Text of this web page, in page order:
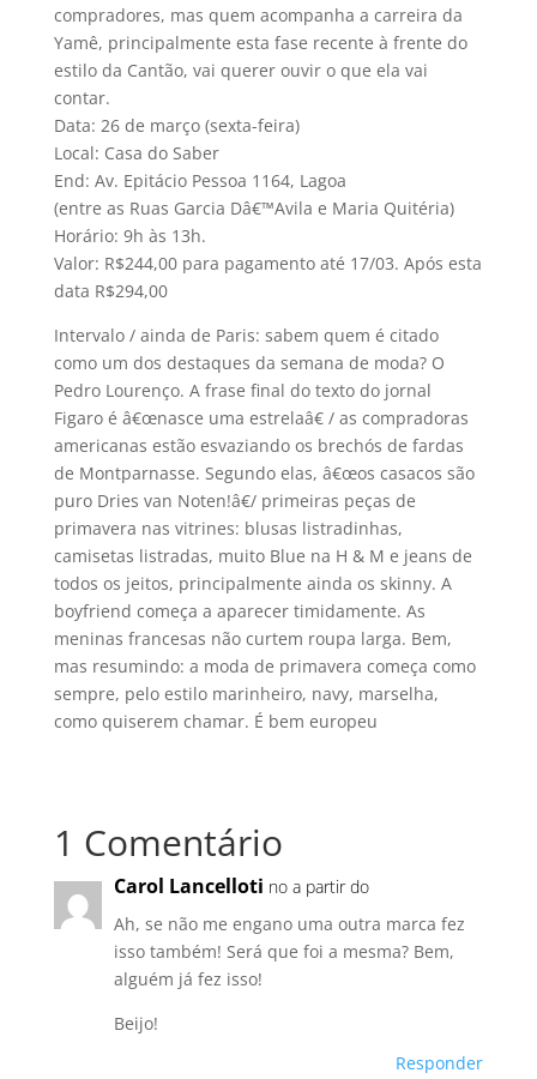
compradores, mas quem acompanha a carreira da
Yamê, principalmente esta fase recente à frente do
estilo da Cantão, vai querer ouvir o que ela vai
contar.
Data: 26 de março (sexta-feira)
Local: Casa do Saber
End: Av. Epitácio Pessoa 1164, Lagoa
(entre as Ruas Garcia Dâ€™Avila e Maria Quitéria)
Horário: 9h às 13h.
Valor: R$244,00 para pagamento até 17/03. Após esta
data R$294,00
Intervalo / ainda de Paris: sabem quem é citado
como um dos destaques da semana de moda? O
Pedro Lourenço. A frase final do texto do jornal
Figaro é â€œnasce uma estrelaâ€ / as compradoras
americanas estão esvaziando os brechós de fardas
de Montparnasse. Segundo elas, â€œos casacos são
puro Dries van Noten!â€/ primeiras peças de
primavera nas vitrines: blusas listradinhas,
camisetas listradas, muito Blue na H & M e jeans de
todos os jeitos, principalmente ainda os skinny. A
boyfriend começa a aparecer timidamente. As
meninas francesas não curtem roupa larga. Bem,
mas resumindo: a moda de primavera começa como
sempre, pelo estilo marinheiro, navy, marselha,
como quiserem chamar. É bem europeu
1 Comentário
Carol Lancelloti no a partir do
Ah, se não me engano uma outra marca fez
isso também! Será que foi a mesma? Bem,
alguém já fez isso!
Beijo!
Responder